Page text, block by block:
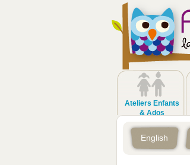
Ateliers Enfants
& Ados
English